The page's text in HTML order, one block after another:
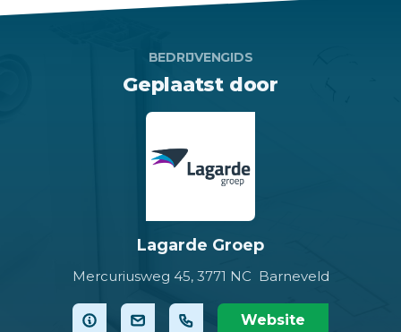
BEDRIJVENGIDS
Geplaatst door
Lagarde Groep
Mercuriusweg 45, 3771 NC Barneveld
Website